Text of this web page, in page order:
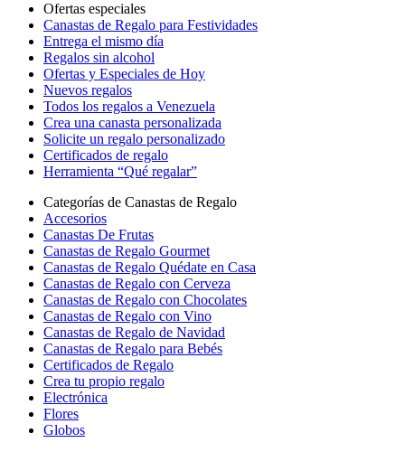
Ofertas especiales
Canastas de Regalo para Festividades
Entrega el mismo día
Regalos sin alcohol
Ofertas y Especiales de Hoy
Nuevos regalos
Todos los regalos a Venezuela
Crea una canasta personalizada
Solicite un regalo personalizado
Certificados de regalo
Herramienta “Qué regalar”
Categorías de Canastas de Regalo
Accesorios
Canastas De Frutas
Canastas de Regalo Gourmet
Canastas de Regalo Quédate en Casa
Canastas de Regalo con Cerveza
Canastas de Regalo con Chocolates
Canastas de Regalo con Vino
Canastas de Regalo de Navidad
Canastas de Regalo para Bebés
Certificados de Regalo
Crea tu propio regalo
Electrónica
Flores
Globos